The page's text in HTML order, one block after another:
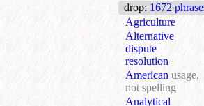
drop: 1672
Agriculture
Alternative
dispute
resolution
Americanusage,
not spelling
Analytical